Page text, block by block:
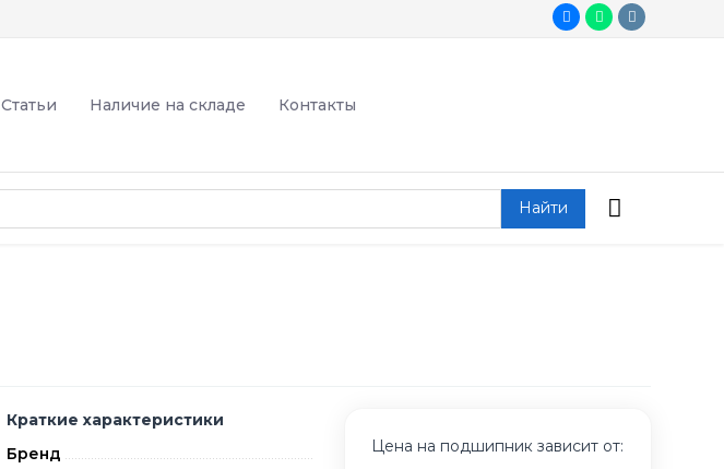
Статьи Наличие на складе Контакты
Найти
Краткие характеристики
Бренд
Цена на подшипник зависит от: